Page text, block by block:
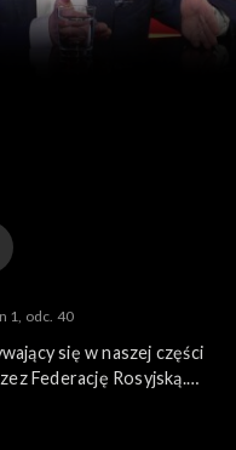
1, odc. 40
się w naszej części
Federację Rosyjską.
pogłębionej analizy